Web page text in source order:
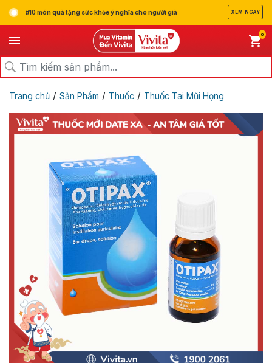
#10 món quà tặng sức khỏe ý nghĩa cho người già XEM NGAY
0
Trang chủ / Sản Phẩm / Thuốc / Thuốc Tai Mũi Họng